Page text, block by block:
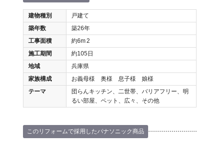
建物種別
戸建て
築年数
築26年
工事面積
約6m2
施工期間
約105日
地域
兵庫県
家族構成
お義母様 奥様 息子様 娘様
テーマ
団らんキッチン、二世帯、バリアフリー、明
るい部屋、ペット、広々、その他
このリフォームで採用したパナソニック商品